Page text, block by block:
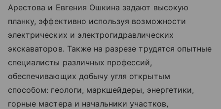
Арестова и Евгения Ошкина задают высокую
планку, эффективно используя возможности
электрических и электрогидравлических
экскаваторов. Также на разрезе трудятся опытные
специалисты различных профессий,
обеспечивающих добычу угля открытым
способом: геологи, маркшейдеры, энергетики,
горные мастера и начальники участков,